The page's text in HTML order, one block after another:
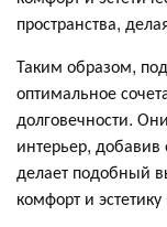
пространства,
Таким образом,
оптимальное
долговечности.
интерьер, добавив
делает подобный
комфорт и